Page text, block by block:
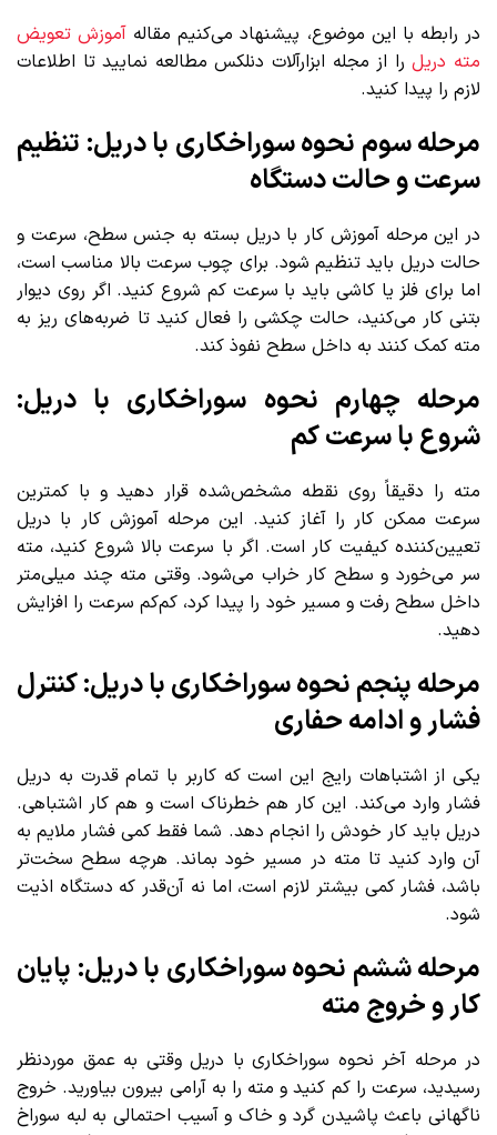
در رابطه با این موضوع، پیشنهاد می‌کنیم مقاله آموزش تعویض
مته دریلرا از مجله ابزارآلات دنلکس مطالعه نمایید تا اطلاعات
لازم را پیدا کنید.
مرحله سوم نحوه سوراخکاری با دریل: تنظیم
سرعت و حالت دستگاه
در این مرحله آموزش کار با دریل بسته به جنس سطح، سرعت و
حالت دریل باید تنظیم شود. برای چوب سرعت بالا مناسب است،
اما برای فلز یا کاشی باید با سرعت کم شروع کنید. اگر روی دیوار
بتنی کار می‌کنید، حالت چکشی را فعال کنید تا ضربه‌های ریز به
مته کمک کنند به داخل سطح نفوذ کند.
مرحله چهارم نحوه سوراخکاری با دریل:
شروع با سرعت کم
مته را دقیقاً روی نقطه مشخص‌شده قرار دهید و با کمترین
سرعت ممکن کار را آغاز کنید. این مرحله آموزش کار با دریل
تعیین‌کننده کیفیت کار است. اگر با سرعت بالا شروع کنید، مته
سر می‌خورد و سطح کار خراب می‌شود. وقتی مته چند میلی‌متر
داخل سطح رفت و مسیر خود را پیدا کرد، کم‌کم سرعت را افزایش
دهید.
مرحله پنجم نحوه سوراخکاری با دریل: کنترل
فشار و ادامه حفاری
یکی از اشتباهات رایج این است که کاربر با تمام قدرت به دریل
فشار وارد می‌کند. این کار هم خطرناک است و هم کار اشتباهی.
دریل باید کار خودش را انجام دهد. شما فقط کمی فشار ملایم به
آن وارد کنید تا مته در مسیر خود بماند. هرچه سطح سخت‌تر
باشد، فشار کمی بیشتر لازم است، اما نه آن‌قدر که دستگاه اذیت
شود.
مرحله ششم نحوه سوراخکاری با دریل: پایان
کار و خروج مته
در مرحله آخر نحوه سوراخکاری با دریل وقتی به عمق موردنظر
رسیدید، سرعت را کم کنید و مته را به آرامی بیرون بیاورید. خروج
ناگهانی باعث پاشیدن گرد و خاک و آسیب احتمالی به لبه سوراخ